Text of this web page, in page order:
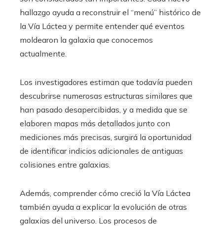
hallazgo ayuda a reconstruir el “menú” histórico de
la Vía Láctea y permite entender qué eventos
moldearon la galaxia que conocemos
actualmente.
Los investigadores estiman que todavía pueden
descubrirse numerosas estructuras similares que
han pasado desapercibidas, y a medida que se
elaboren mapas más detallados junto con
mediciones más precisas, surgirá la oportunidad
de identificar indicios adicionales de antiguas
colisiones entre galaxias.
Además, comprender cómo creció la Vía Láctea
también ayuda a explicar la evolución de otras
galaxias del universo. Los procesos de